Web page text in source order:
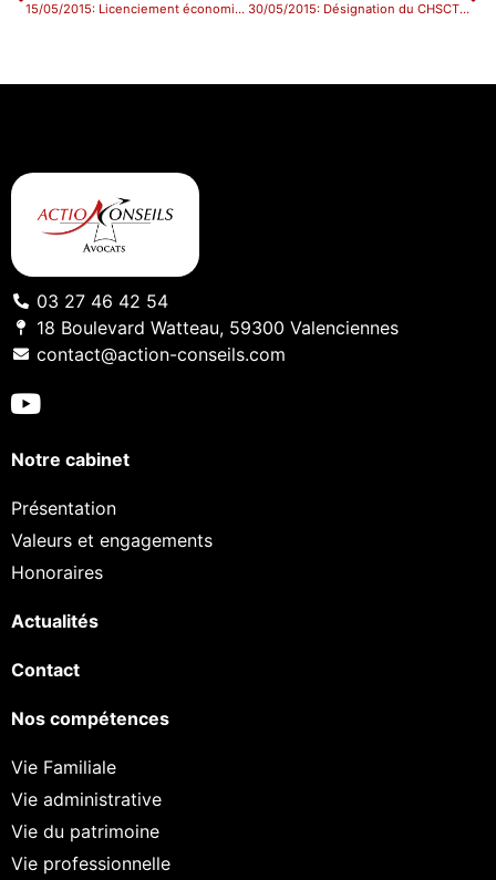
15/05/2015: Licenciement économique : moment de la remise de la note économique 30/05/2015: Désignation du CHSCT et annulation des élections du CE et des DP.
03 27 46 42 54
18 Boulevard Watteau, 59300 Valenciennes
contact@action-conseils.com
Notre cabinet
Présentation
Valeurs et engagements
Honoraires
Actualités
Contact
Nos compétences
Vie Familiale
Vie administrative
Vie du patrimoine
Vie professionnelle